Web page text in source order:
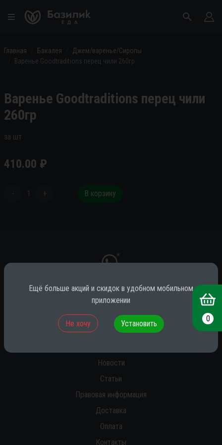
Главная Бакалея
Джем/варенье/Сиропы
Варенье Goodtraditions перец чили 260гр
Варенье Goodtraditions перец чили
260гр
за шт
410.00 ₽
- 1 + В корзину
*
* принадлежит компании Meta (признана экстремистской на территории
Новости
Статьи
Правовая информация
Доставка
Оплата
Контакты
0
Ещё больше акций и скидок в удобном мобильном
приложении
Не хочу Установить